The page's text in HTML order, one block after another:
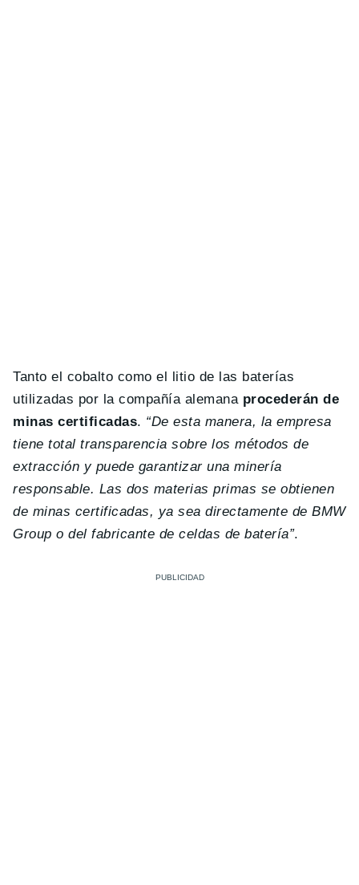
Tanto el cobalto como el litio de las baterías
utilizadas por la compañía alemana procederán de
minas certificadas. “De esta manera, la empresa
tiene total transparencia sobre los métodos de
extracción y puede garantizar una minería
responsable. Las dos materias primas se obtienen
de minas certificadas, ya sea directamente de BMW
Group o del fabricante de celdas de batería”.